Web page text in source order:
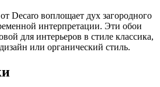
Decaro воплощает дух загородного
интерпретации. Эти обои
для интерьеров в стиле классика,
или органический стиль.